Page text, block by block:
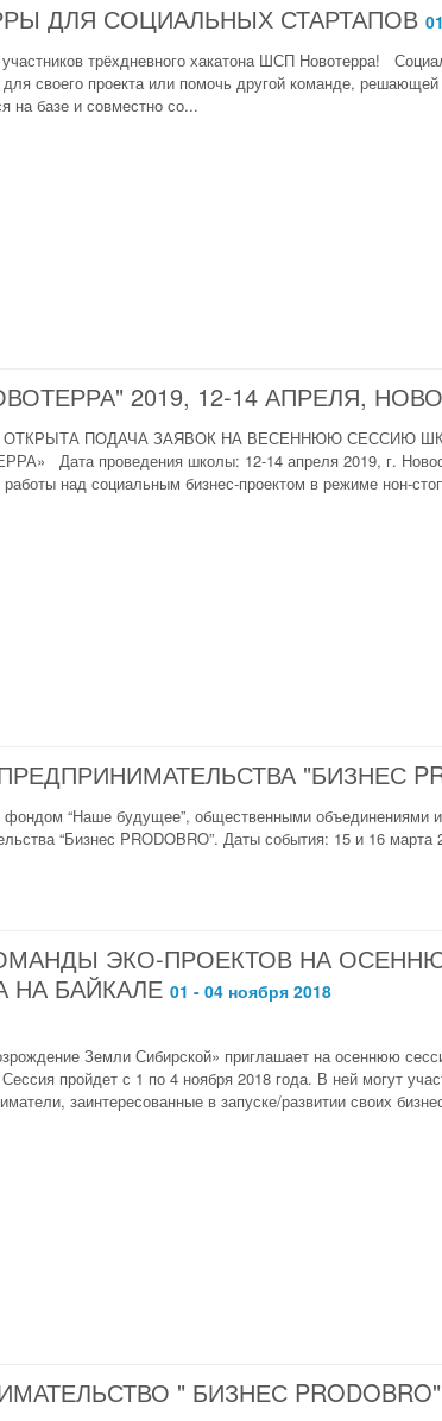
ДЛЯ СОЦИАЛЬНЫХ СТАРТАПОВ
трёхдневного хакатона ШСП Новотерра!
для своего проекта или помочь другой команде,
на базе и совместно со...
2019, 12-14 АПРЕЛЯ,
ОТКРЫТА ПОДАЧА ЗАЯВОК НА ВЕСЕННЮЮ СЕССИЮ
Дата проведения школы: 12-14 апреля 2019, г.
работы над социальным бизнес-проектом в режиме нон-
"БИЗНЕС
“Наше будущее”, общественными объединениями
“Бизнес PRODOBRO”. Даты события: 15 и 16 марта
ЭКО-ПРОЕКТОВ НА
НА БАЙКАЛЕ 01 - 04 ноября 2018
Земли Сибирской» приглашает на осеннюю
пройдет с 1 по 4 ноября 2018 года. В ней могут
заинтересованные в запуске/развитии своих
" БИЗНЕС PRODOBRO"